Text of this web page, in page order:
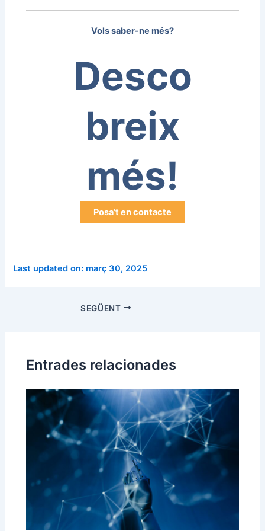
Vols saber-ne més?
Desco
breix
més!
Posa’t en contacte
Last updated on: març 30, 2025
SEGÜENT
Entrades relacionades